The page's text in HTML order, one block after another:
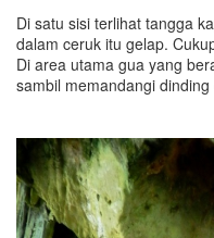
Di satu sisi terlihat tangga
dalam ceruk itu gelap.
Di area utama gua yang
sambil memandangi